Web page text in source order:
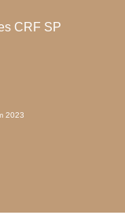
CRF SP
2023